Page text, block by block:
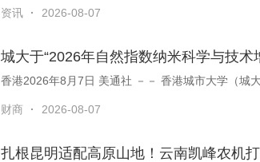
资讯 · 2026-08-07
城大于“2026年自然指数纳米科学与技术
香港2026年8月7日 美通社 －－ 香港城市大学（城
财商 · 2026-08-07
扎根昆明适配高原山地！云南凯峰农机